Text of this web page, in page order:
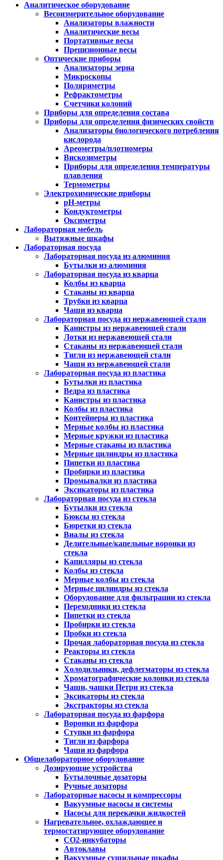
Аналитическое оборудование
Весоизмерительное оборудование
Анализаторы влажности
Аналитические весы
Портативные весы
Прецизионные весы
Оптические приборы
Анализаторы зерна
Микроскопы
Поляриметры
Рефрактометры
Счетчики колоний
Приборы для определения состава
Приборы для определения физических свойств
Анализаторы биологического потребления
кислорода
Ареометры/плотномеры
Вискозиметры
Приборы для определения температуры
плавления
Термометры
Электрохимические приборы
pH-метры
Кондуктометры
Оксиметры
Лабораторная мебель
Вытяжные шкафы
Лабораторная посуда
Лабораторная посуда из алюминия
Бутылки из алюминия
Лабораторная посуда из кварца
Колбы из кварца
Стаканы из кварца
Трубки из кварца
Чаши из кварца
Лабораторная посуда из нержавеющей стали
Канистры из нержавеющей стали
Лотки из нержавеющей стали
Стаканы из нержавеющей стали
Тигли из нержавеющей стали
Чаши из нержавеющей стали
Лабораторная посуда из пластика
Бутылки из пластика
Ведра из пластика
Канистры из пластика
Колбы из пластика
Контейнеры из пластика
Мерные колбы из пластика
Мерные кружки из пластика
Мерные стаканы из пластика
Мерные цилиндры из пластика
Пипетки из пластика
Пробирки из пластика
Промывалки из пластика
Эксикаторы из пластика
Лабораторная посуда из стекла
Бутылки из стекла
Бюксы из стекла
Бюретки из стекла
Виалы из стекла
Делительные/капельные воронки из
стекла
Капилляры из стекла
Колбы из стекла
Мерные колбы из стекла
Мерные цилиндры из стекла
Оборудование для фильтрации из стекла
Переходники из стекла
Пипетки из стекла
Пробирки из стекла
Пробки из стекла
Прочая лабораторная посуда из стекла
Реакторы из стекла
Стаканы из стекла
Холодильники, дефлегматоры из стекла
Хроматографические колонки из стекла
Чаши, чашки Петри из стекла
Эксикаторы из стекла
Экстракторы из стекла
Лабораторная посуда из фарфора
Воронки из фарфора
Ступки из фарфора
Тигли из фарфора
Чаши из фарфора
Общелабораторное оборудование
Дозирующие устройства
Бутылочные дозаторы
Ручные дозаторы
Лабораторные насосы и компрессоры
Вакуумные насосы и системы
Насосы для перекачки жидкостей
Нагревательное, охлаждающее и
термостатирующее оборудование
CO2-инкубаторы
Автоклавы
Вакуумные сушильные шкафы